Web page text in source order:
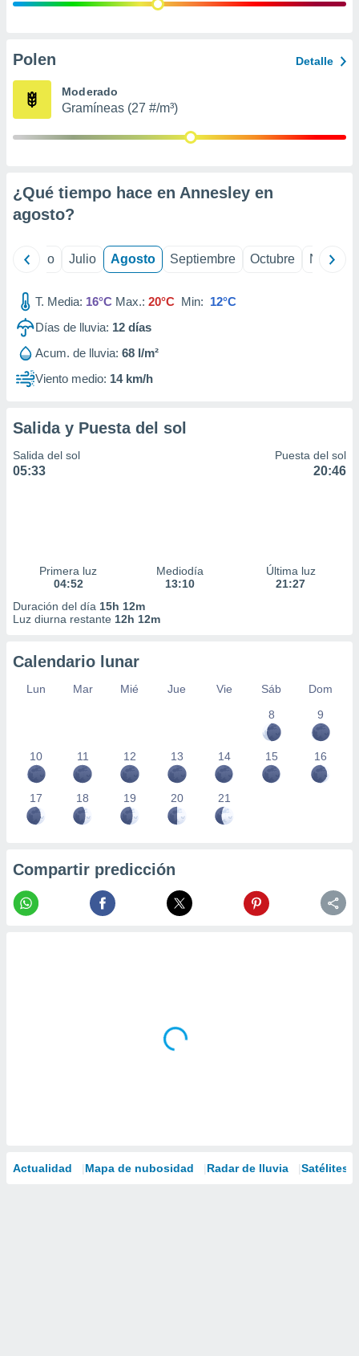
e
publicidad
Polen Detalle
Moderado
Gramíneas (27 #/m³)
¿Qué tiempo hace en Annesley en
agosto?
Junio Julio Agosto Septiembre Octubre
T. Media: 16°C Max.: 20°C Min: 12°C
Días de lluvia: 12 días
Acum. de lluvia: 68 l/m²
Viento medio: 14 km/h
Salida y Puesta del sol
Salida del sol
05:33
Puesta del sol
20:46
Primera luz
04:52
Mediodía
13:10
Última luz
21:27
Duración del día 15h 12m
Luz diurna restante 12h 12m
Calendario lunar
Lun Mar Mié Jue Vie Sáb
Dom
8
9
10 11 12 13 14 15 16
17 18 19 20 21
Compartir predicción
Actualidad Mapa de nubosidad Radar de lluvia Satélites